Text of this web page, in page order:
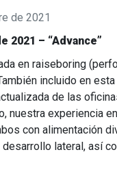
de 2021
2021 – “Advance”
en raiseboring
incluido en
de las
nuestra experiencia
con alimentación
lateral, así